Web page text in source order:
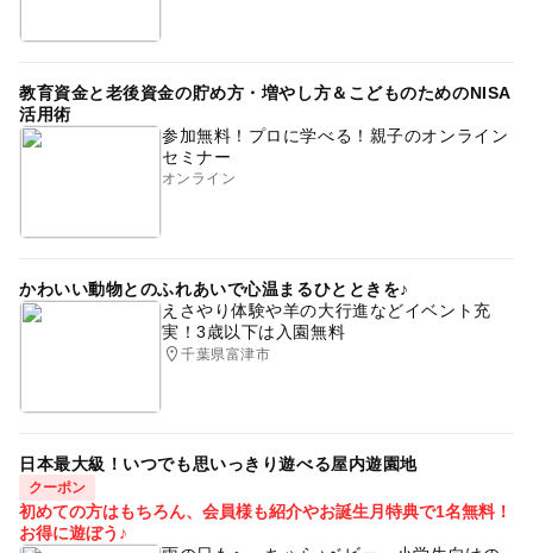
教育資金と老後資金の貯め方・増やし方＆こどものためのNISA
活用術
参加無料！プロに学べる！親子のオンライン
セミナー
オンライン
かわいい動物とのふれあいで心温まるひとときを♪
えさやり体験や羊の大行進などイベント充
実！3歳以下は入園無料
千葉県富津市
日本最大級！いつでも思いっきり遊べる屋内遊園地
クーポン
初めての方はもちろん、会員様も紹介やお誕生月特典で1名無料！
お得に遊ぼう♪